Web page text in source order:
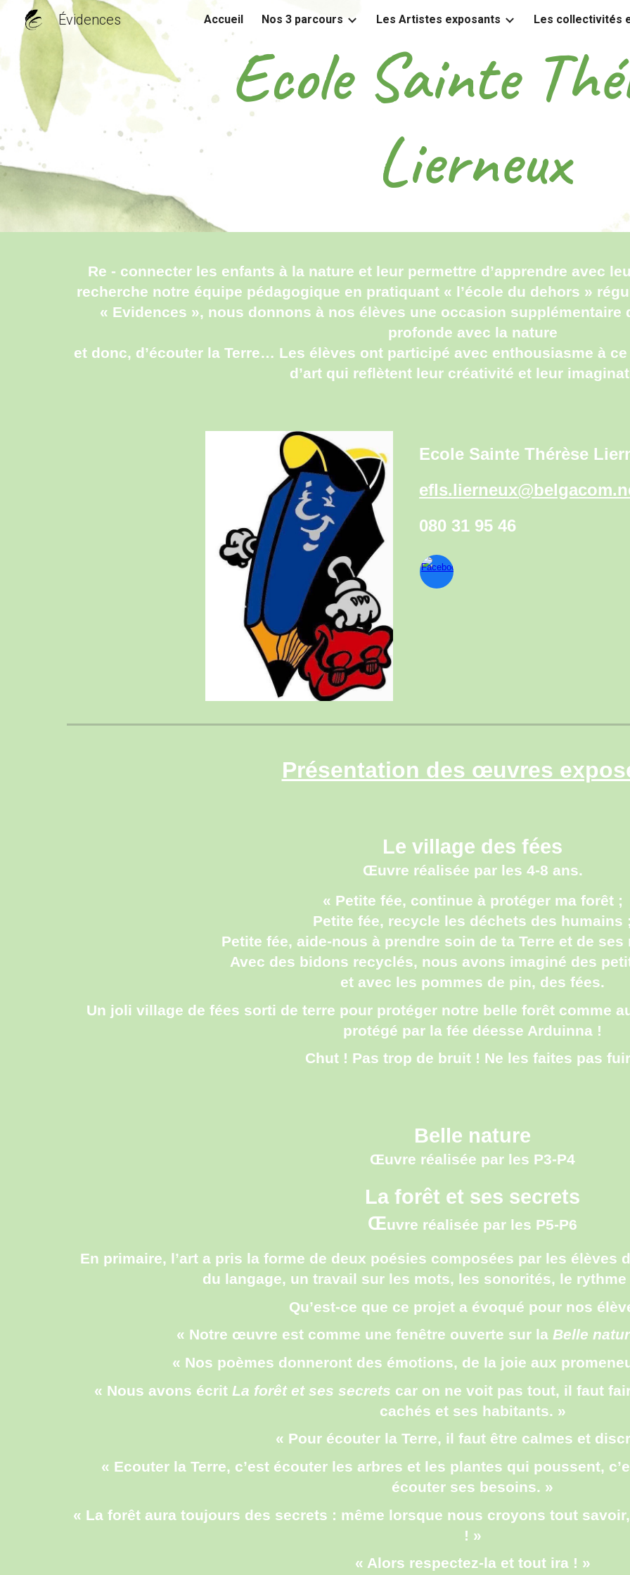
Skip to main content Skip to
Évidences Accueil Nos 3 parcours Les Artistes exposants Les collectivités
Ecole Sainte
Lierneux
Re - connecter les enfants à la nature et leur permettre d’apprendre avec
recherche notre équipe pédagogique en pratiquant « l’école du dehors »
« Evidences », nous donnons à nos élèves une occasion
profonde avec la nature
et donc, d’écouter la Terre… Les élèves ont participé avec enthousiasme à
d’art qui reflètent leur créativité et leur
Ecole Sainte Thérèse
080 31 95 46
Présentation des œuvres
Le village des fées
Œuvre réalisée par les 4-8 ans.
« Petite fée, continue à protéger ma forêt ;
Petite fée, recycle les déchets des humains ;
Petite fée, aide-nous à prendre soin de ta Terre et de ses
Avec des bidons recyclés, nous avons imaginé des
et avec les pommes de pin, des fées.
Un joli village de fées sorti de terre pour protéger notre belle forêt comme
protégé par la fée déesse Arduinna !
Chut ! Pas trop de bruit ! Ne les faites pas
Belle nature
Œuvre réalisée par les P3-P4
La forêt et ses secrets
Œuvre réalisée par les P5-P6
En primaire, l’art a pris la forme de deux poésies composées par les élèves
du langage, un travail sur les mots, les sonorités, le
Qu’est-ce que ce projet a évoqué pour nos
« Notre œuvre est comme une fenêtre ouverte sur la Belle
« Nos poèmes donneront des émotions, de la joie aux
« Nous avons écrit La forêt et ses secrets car on ne voit pas tout, il faut
cachés et ses habitants. »
« Pour écouter la Terre, il faut être calmes et
« Ecouter la Terre, c’est écouter les arbres et les plantes qui poussent,
écouter ses besoins. »
« La forêt aura toujours des secrets : même lorsque nous croyons tout
! »
« Alors respectez-la et tout ira ! »